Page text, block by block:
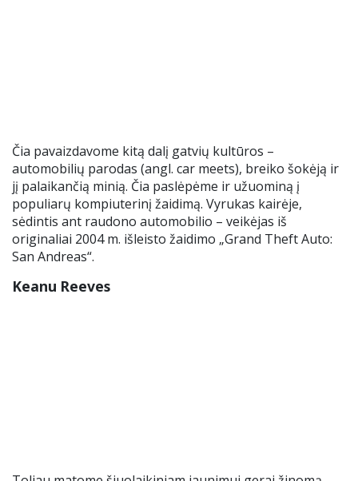
Čia pavaizdavome kitą dalį gatvių kultūros –
automobilių parodas (angl. car meets), breiko šokėją ir
jį palaikančią minią. Čia paslėpėme ir užuominą į
populiarų kompiuterinį žaidimą. Vyrukas kairėje,
sėdintis ant raudono automobilio – veikėjas iš
originaliai 2004 m. išleisto žaidimo „Grand Theft Auto:
San Andreas“.
Keanu Reeves